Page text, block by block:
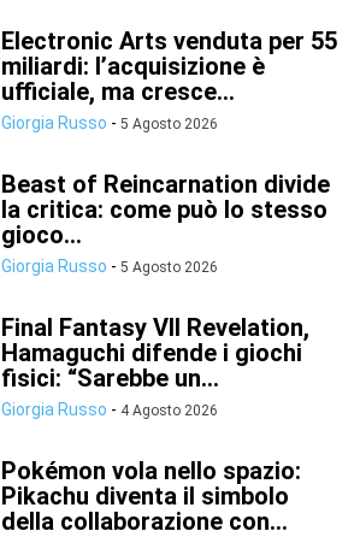
Electronic Arts venduta per 55
miliardi: l’acquisizione è
ufficiale, ma cresce...
Giorgia Russo - 5 Agosto 2026
Beast of Reincarnation divide
la critica: come può lo stesso
gioco...
Giorgia Russo - 5 Agosto 2026
Final Fantasy VII Revelation,
Hamaguchi difende i giochi
fisici: “Sarebbe un...
Giorgia Russo - 4 Agosto 2026
Pokémon vola nello spazio:
Pikachu diventa il simbolo
della collaborazione con...